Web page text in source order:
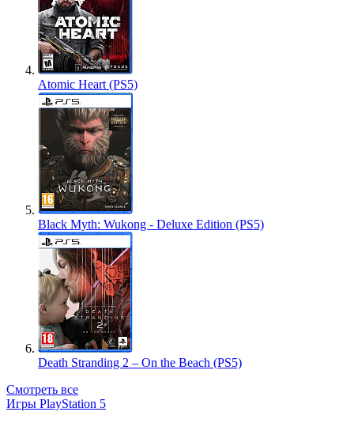
Atomic Heart (PS5)
Black Myth: Wukong - Deluxe Edition (PS5)
Death Stranding 2 – On the Beach (PS5)
Смотреть все
Игры PlayStation 5